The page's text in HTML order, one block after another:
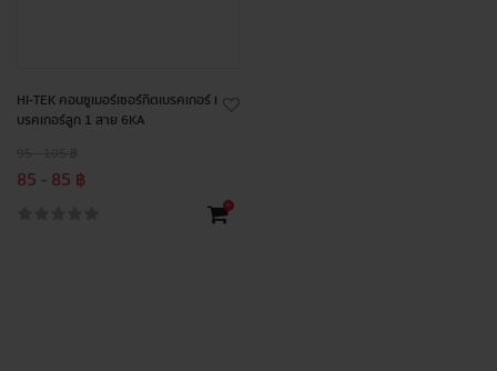
HI-TEK คอนซูเมอร์เซอร์กิตเบรคเกอร์ เ
บรคเกอร์ลูก 1 สาย 6KA
85 - 85 ฿
+